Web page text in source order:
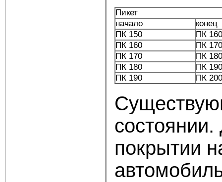
Пикет
начало
конец
ПК 150
ПК 160
ПК 160
ПК 170
ПК 170
ПК 180
ПК 180
ПК 190
ПК 190
ПК 200
покрытии